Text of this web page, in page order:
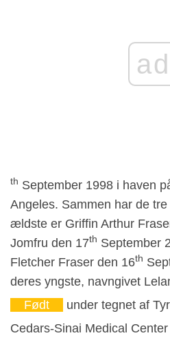
ad
th September 1998 i haven
Angeles. Sammen har de
ældste er Griffin Arthur
Jomfru den 17th September
Fletcher Fraser den 16th
deres yngste, navngivet
Født
under tegnet af
Cedars-Sinai Medical